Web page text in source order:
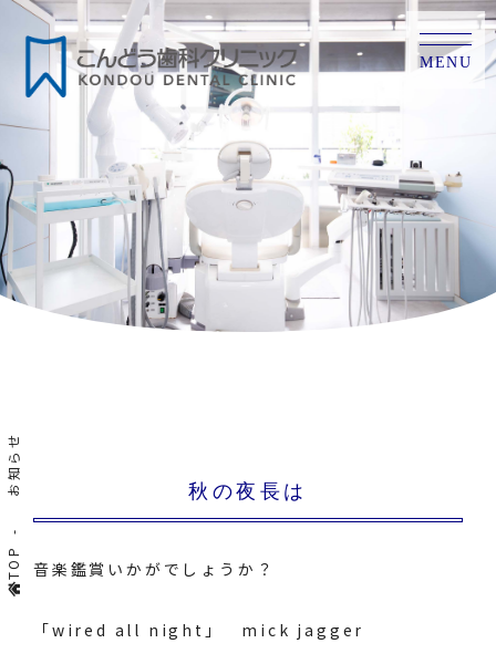
MENU
TOP
お知らせ 秋の夜長は
音楽鑑賞いかがでしょうか？
「wired all night」 mick jagger